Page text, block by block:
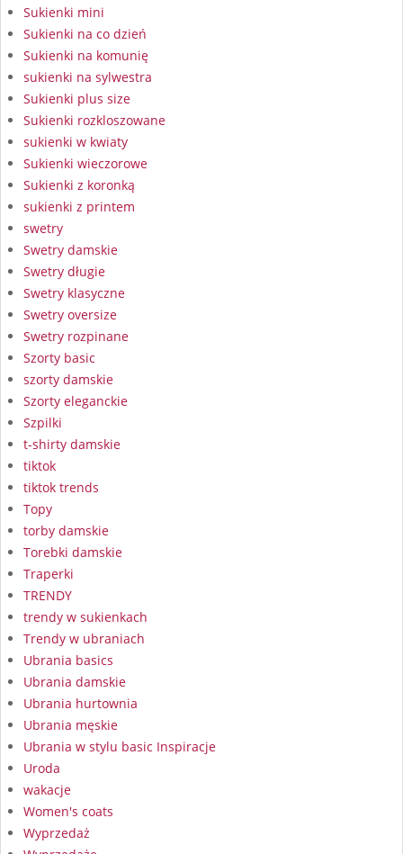
Sukienki mini
Sukienki na co dzień
Sukienki na komunię
sukienki na sylwestra
Sukienki plus size
Sukienki rozkloszowane
sukienki w kwiaty
Sukienki wieczorowe
Sukienki z koronką
sukienki z printem
swetry
Swetry damskie
Swetry długie
Swetry klasyczne
Swetry oversize
Swetry rozpinane
Szorty basic
szorty damskie
Szorty eleganckie
Szpilki
t-shirty damskie
tiktok
tiktok trends
Topy
torby damskie
Torebki damskie
Traperki
TRENDY
trendy w sukienkach
Trendy w ubraniach
Ubrania basics
Ubrania damskie
Ubrania hurtownia
Ubrania męskie
Ubrania w stylu basic Inspiracje
Uroda
wakacje
Women's coats
Wyprzedaż